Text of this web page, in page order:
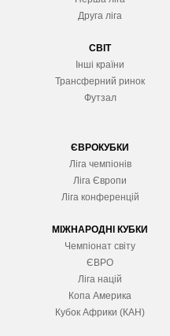
Друга ліга
СВІТ
Інші країни
Трансферний ринок
Футзал
ЄВРОКУБКИ
Ліга чемпіонів
Ліга Європи
Ліга конференцій
МІЖНАРОДНІ КУБКИ
Чемпіонат світу
ЄВРО
Ліга націй
Копа Америка
Кубок Африки (КАН)